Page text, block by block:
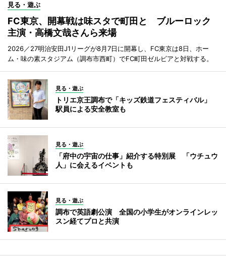
見る・遊ぶ
FC東京、開幕戦は味スタで町田と ブルーロック
主演・高橋文哉さんら来場
2026／27明治安田J1リーグが8月7日に開幕し、FC東京は8日、ホー
ム・味の素スタジアム（調布市西町）でFC町田ゼルビアと対戦する。
見る・遊ぶ
トリエ京王調布で「キッズ鉄道フェスティバル」
駅員による安全教室も
見る・遊ぶ
「府中の宇宙の仕事」紹介する特別展 「ウチュウ
人」に会えるイベントも
見る・遊ぶ
調布で英語劇公演 全国の小学生がオンラインレッ
スン経てプロと共演